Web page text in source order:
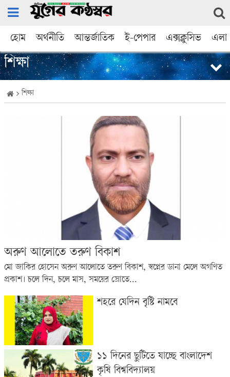
হোম অর্থনীতি আন্তর্জাতিক ই-পেপার এক্সক্লুসিভ
শিক্ষা
শিক্ষা
অরুণ আলোতে তরুণ বিকাশ
মো জাকির হোসেন অরুণ আলোতে তরুণ বিকাশ, স্বপ্নের ডানা মেলে অগণিত
প্রকাশ। চলে দিন, চলে মাস, সময়ের স্রোতে...
শহরে যেদিন বৃষ্টি নামবে
১১ দিনের ছুটিতে যাচ্ছে বাংলাদেশ
কৃষি বিশ্ববিদ্যালয়